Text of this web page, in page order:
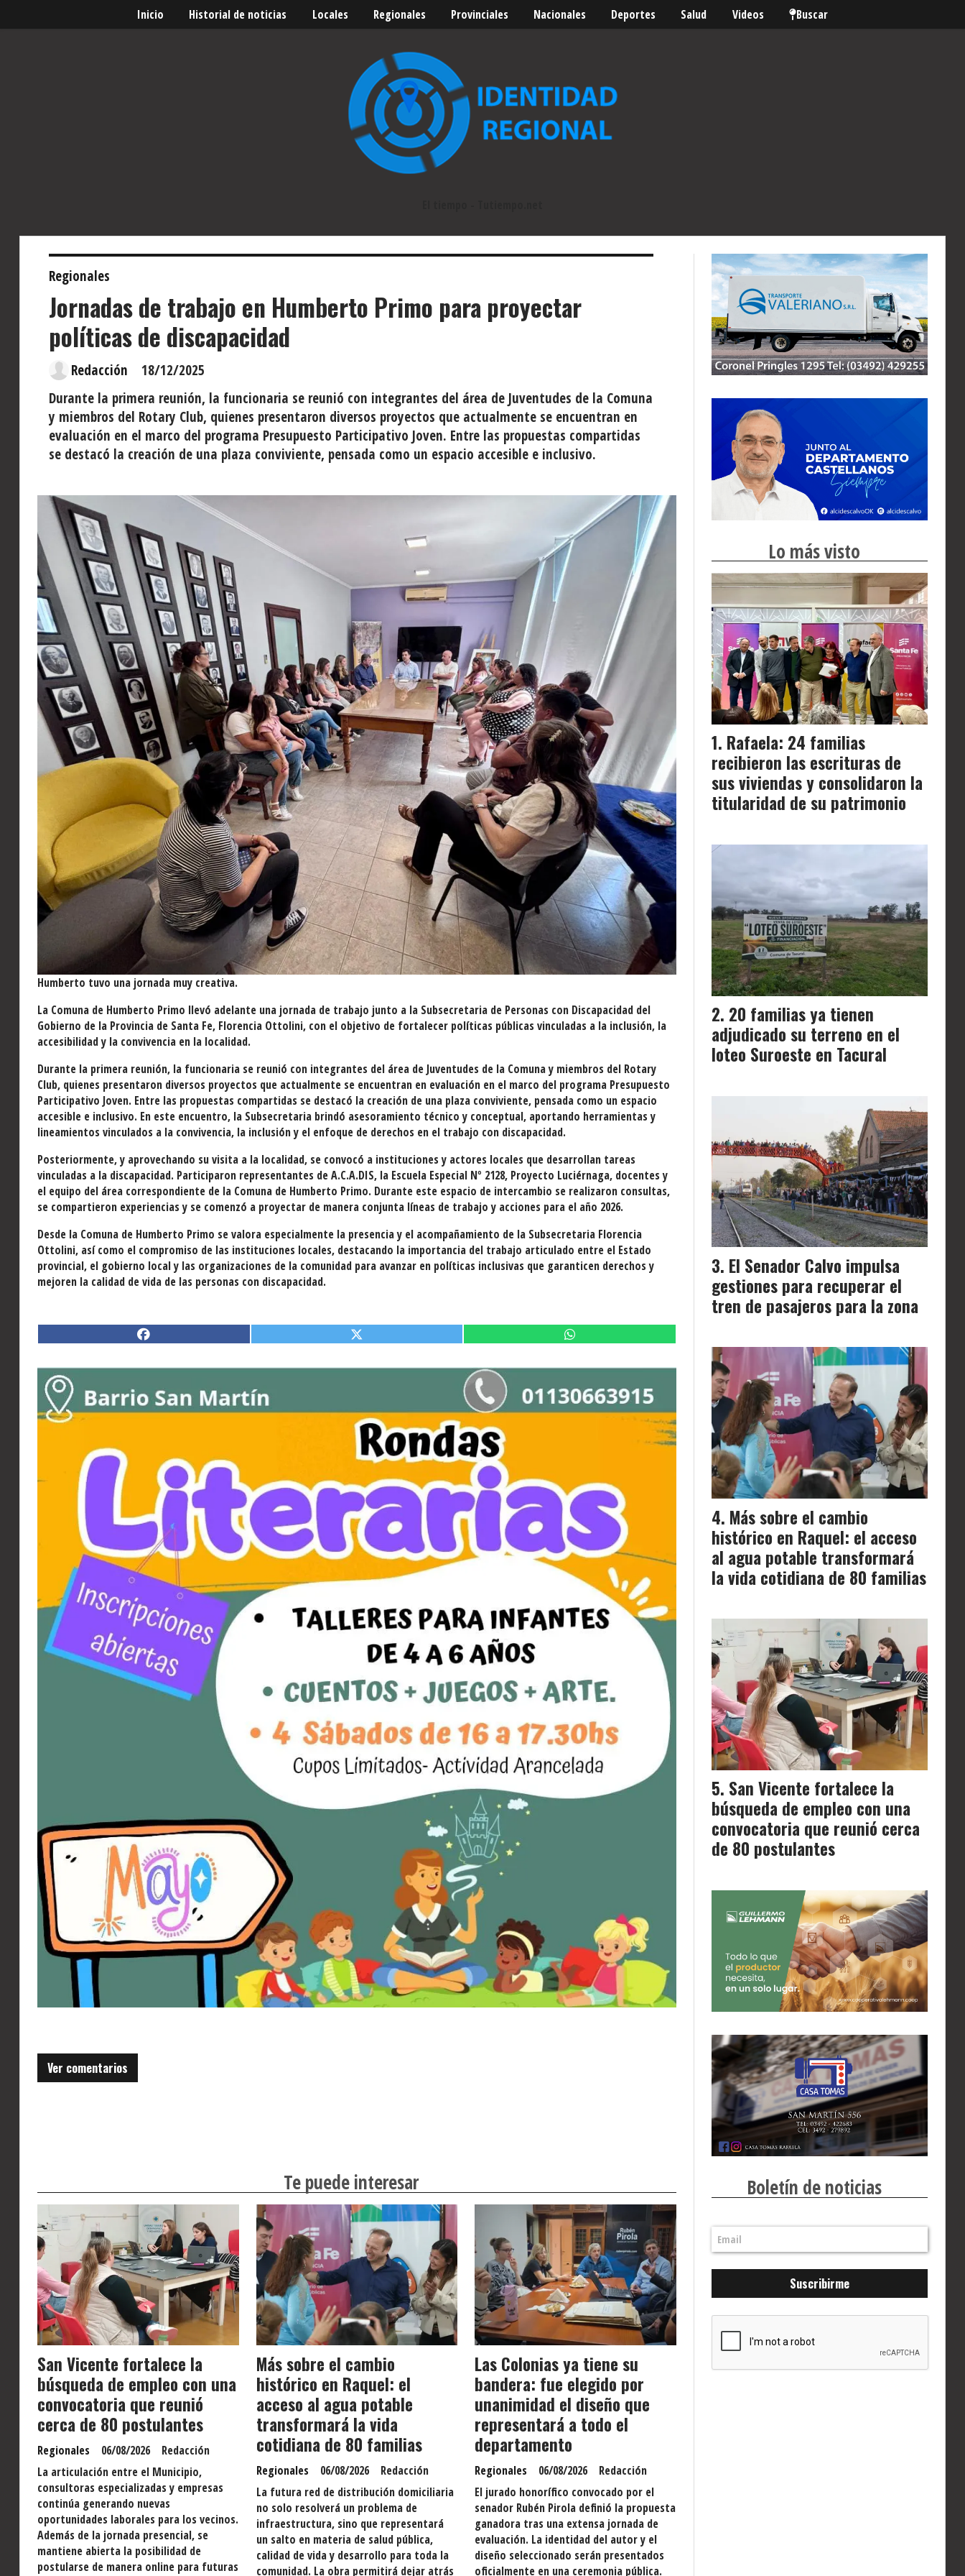
Inicio Historial de noticias Locales Regionales Provinciales Nacionales Deportes Salud Videos Buscar
Jornadas de trabajo en Humberto Primo para proyectar
políticas de discapacidad
Durante la primera reunión, la funcionaria se reunió con integrantes del área de Juventudes de la Comuna
y miembros del Rotary Club, quienes presentaron diversos proyectos que actualmente se encuentran en
evaluación en el marco del programa Presupuesto Participativo Joven. Entre las propuestas compartidas
se destacó la creación de una plaza conviviente, pensada como un espacio accesible e inclusivo.
Regionales
18/12/2025
Redacción
Humberto tuvo una jornada muy creativa.
La Comuna de Humberto Primo llevó adelante una jornada de trabajo junto a la Subsecretaria de Personas con Discapacidad del
Gobierno de la Provincia de Santa Fe, Florencia Ottolini, con el objetivo de fortalecer políticas públicas vinculadas a la inclusión, la
accesibilidad y la convivencia en la localidad.
Durante la primera reunión, la funcionaria se reunió con integrantes del área de Juventudes de la Comuna y miembros del Rotary
Club, quienes presentaron diversos proyectos que actualmente se encuentran en evaluación en el marco del programa Presupuesto
Participativo Joven. Entre las propuestas compartidas se destacó la creación de una plaza conviviente, pensada como un espacio
accesible e inclusivo. En este encuentro, la Subsecretaria brindó asesoramiento técnico y conceptual, aportando herramientas y
lineamientos vinculados a la convivencia, la inclusión y el enfoque de derechos en el trabajo con discapacidad.
Posteriormente, y aprovechando su visita a la localidad, se convocó a instituciones y actores locales que desarrollan tareas
vinculadas a la discapacidad. Participaron representantes de A.C.A.DIS, la Escuela Especial Nº 2128, Proyecto Luciérnaga, docentes y
el equipo del área correspondiente de la Comuna de Humberto Primo. Durante este espacio de intercambio se realizaron consultas,
se compartieron experiencias y se comenzó a proyectar de manera conjunta líneas de trabajo y acciones para el año 2026.
Desde la Comuna de Humberto Primo se valora especialmente la presencia y el acompañamiento de la Subsecretaria Florencia
Ottolini, así como el compromiso de las instituciones locales, destacando la importancia del trabajo articulado entre el Estado
provincial, el gobierno local y las organizaciones de la comunidad para avanzar en políticas inclusivas que garanticen derechos y
mejoren la calidad de vida de las personas con discapacidad.
Ver comentarios
Te puede interesar
San Vicente fortalece la
búsqueda de empleo con una
convocatoria que reunió
cerca de 80 postulantes
Redacción
Regionales
06/08/2026
La articulación entre el Municipio,
consultoras especializadas y empresas
continúa generando nuevas
oportunidades laborales para los vecinos.
Además de la jornada presencial, se
mantiene abierta la posibilidad de
postularse de manera online para futuras
Más sobre el cambio
histórico en Raquel: el
acceso al agua potable
transformará la vida
cotidiana de 80 familias
Redacción
Regionales
06/08/2026
La futura red de distribución domiciliaria
no solo resolverá un problema de
infraestructura, sino que representará
un salto en materia de salud pública,
calidad de vida y desarrollo para toda la
comunidad. La obra permitirá dejar atrás
Las Colonias ya tiene su
bandera: fue elegido por
unanimidad el diseño que
representará a todo el
departamento
Redacción
Regionales
06/08/2026
El jurado honorífico convocado por el
senador Rubén Pirola definió la propuesta
ganadora tras una extensa jornada de
evaluación. La identidad del autor y el
diseño seleccionado serán presentados
oficialmente en una ceremonia pública.
Lo más visto
Rafaela: 24 familias
recibieron las escrituras de
sus viviendas y consolidaron la
titularidad de su patrimonio
20 familias ya tienen
adjudicado su terreno en el
loteo Suroeste en Tacural
El Senador Calvo impulsa
gestiones para recuperar el
tren de pasajeros para la zona
Más sobre el cambio
histórico en Raquel: el acceso
al agua potable transformará
la vida cotidiana de 80 familias
San Vicente fortalece la
búsqueda de empleo con una
convocatoria que reunió cerca
de 80 postulantes
Boletín de noticias
Suscribirme